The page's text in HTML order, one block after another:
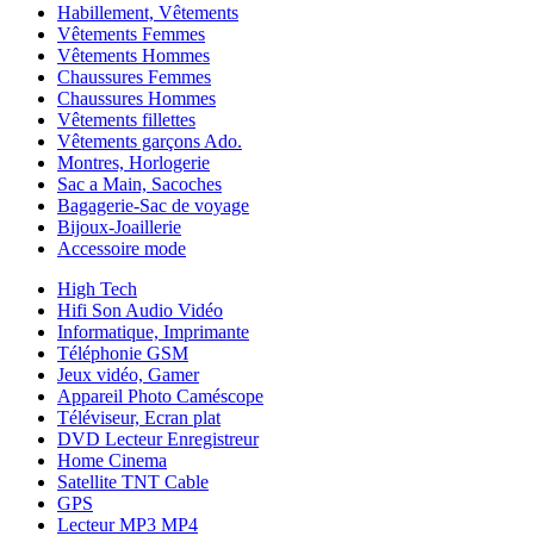
Habillement, Vêtements
Vêtements Femmes
Vêtements Hommes
Chaussures Femmes
Chaussures Hommes
Vêtements fillettes
Vêtements garçons Ado.
Montres, Horlogerie
Sac a Main, Sacoches
Bagagerie-Sac de voyage
Bijoux-Joaillerie
Accessoire mode
High Tech
Hifi Son Audio Vidéo
Informatique, Imprimante
Téléphonie GSM
Jeux vidéo, Gamer
Appareil Photo Caméscope
Téléviseur, Ecran plat
DVD Lecteur Enregistreur
Home Cinema
Satellite TNT Cable
GPS
Lecteur MP3 MP4